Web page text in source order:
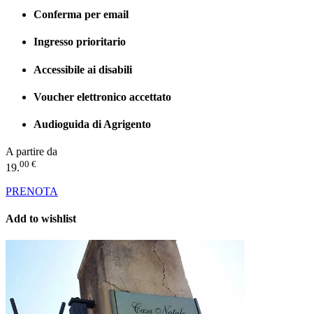
Conferma per email
Ingresso prioritario
Accessibile ai disabili
Voucher elettronico accettato
Audioguida di Agrigento
A partire da
19.00 €
PRENOTA
Add to wishlist